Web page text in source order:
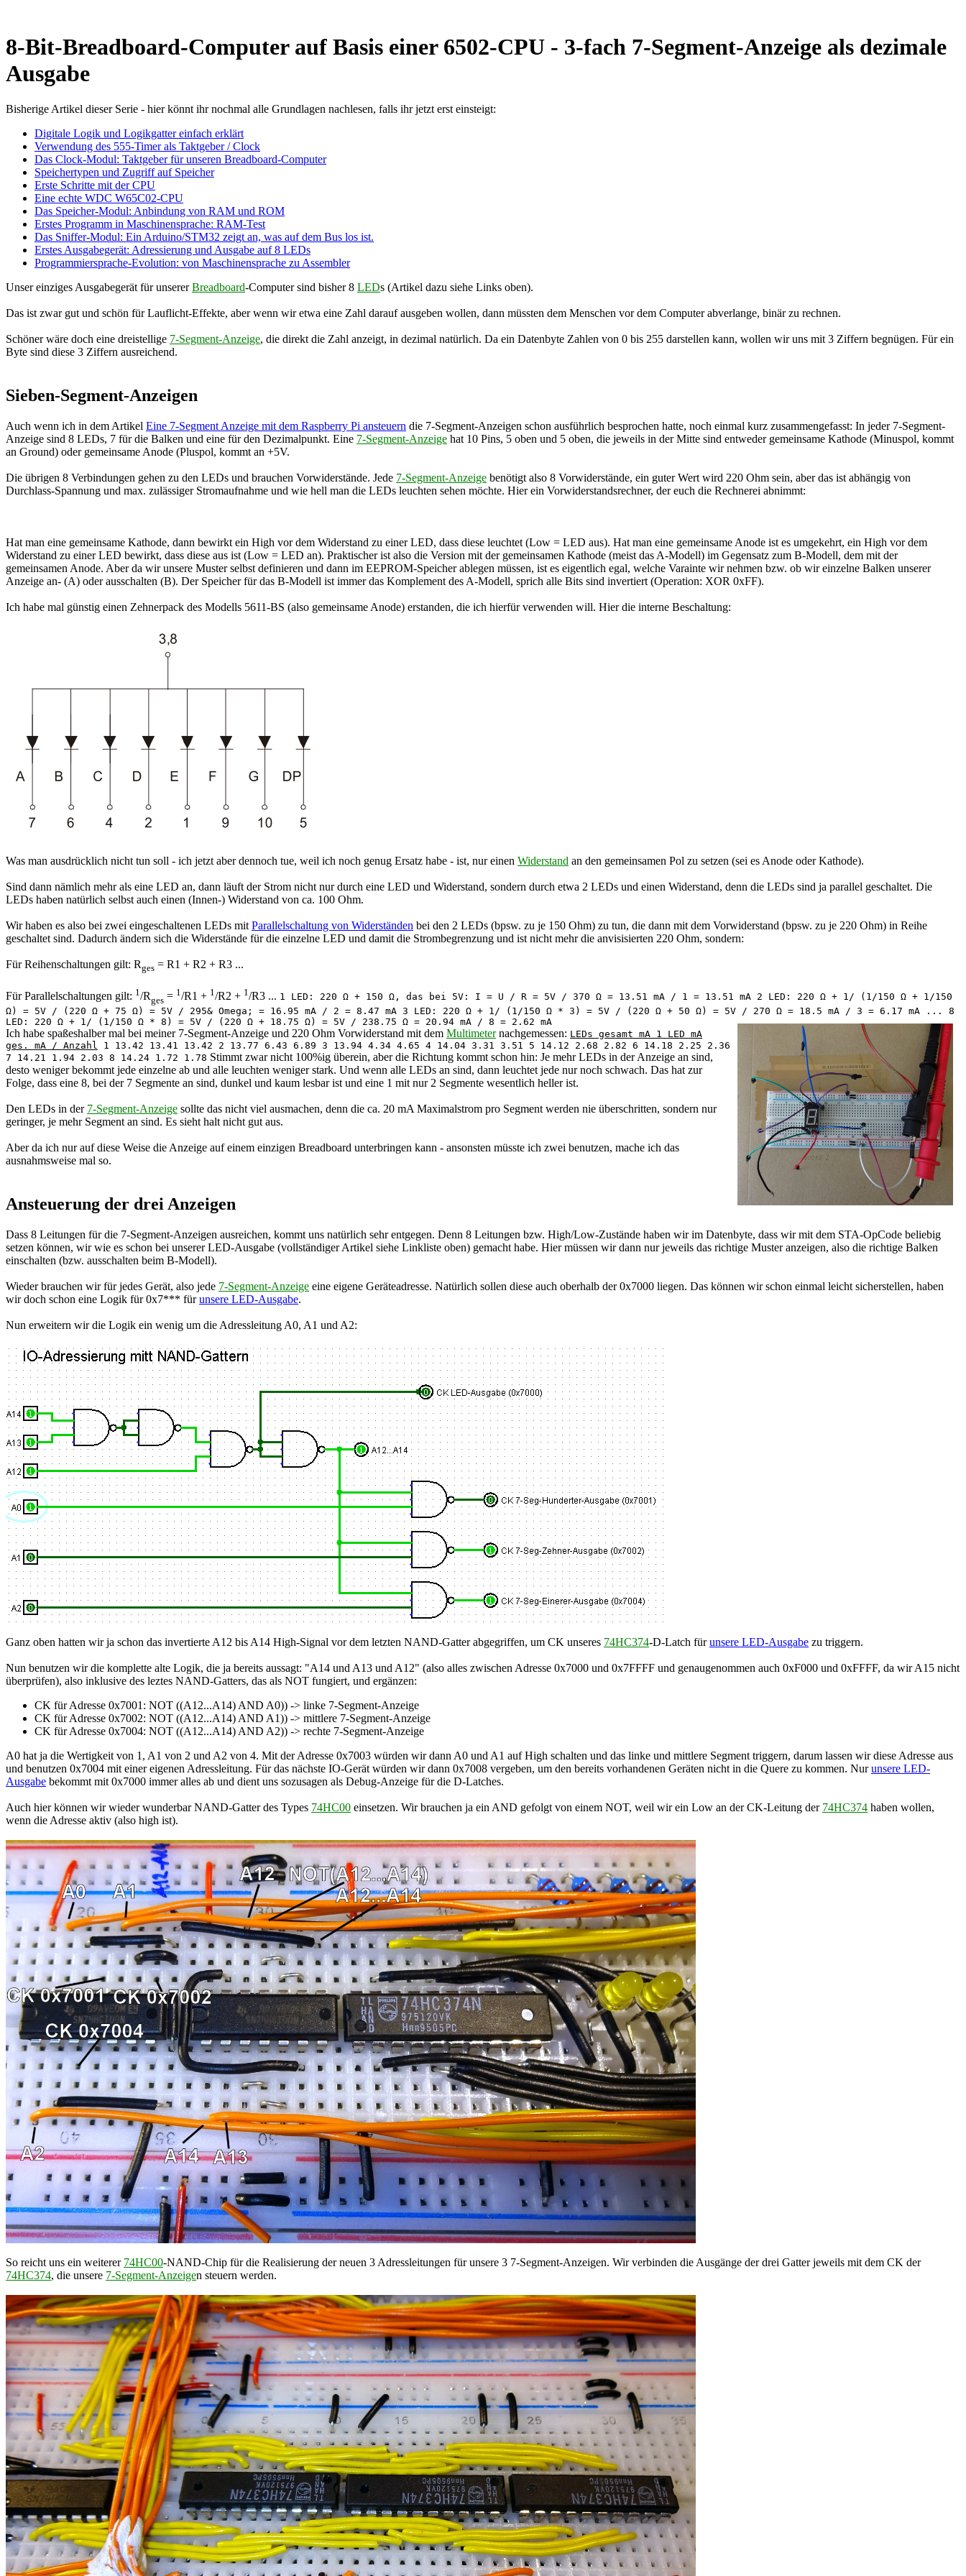
8-Bit-Breadboard-Computer auf Basis einer 6502-CPU - 3-fach 7-Segment-Anzeige als dezimale
Ausgabe
Bisherige Artikel dieser Serie - hier könnt ihr nochmal alle Grundlagen nachlesen, falls ihr jetzt erst einsteigt:
Digitale Logik und Logikgatter einfach erklärt
Verwendung des 555-Timer als Taktgeber / Clock
Das Clock-Modul: Taktgeber für unseren Breadboard-Computer
Speichertypen und Zugriff auf Speicher
Erste Schritte mit der CPU
Eine echte WDC W65C02-CPU
Das Speicher-Modul: Anbindung von RAM und ROM
Erstes Programm in Maschinensprache: RAM-Test
Das Sniffer-Modul: Ein Arduino/STM32 zeigt an, was auf dem Bus los ist.
Erstes Ausgabegerät: Adressierung und Ausgabe auf 8 LEDs
Programmiersprache-Evolution: von Maschinensprache zu Assembler
Unser einziges Ausgabegerät für unsererBreadboard-Computer sind bisher 8 LEDs (Artikel dazu siehe Links oben).
Das ist zwar gut und schön für Lauflicht-Effekte, aber wenn wir etwa eine Zahl darauf ausgeben wollen, dann müssten dem Menschen vor dem Computer abverlange, binär zu rechnen.
Schöner wäre doch eine dreistellige 7-Segment-Anzeige, die direkt die Zahl anzeigt, in dezimal natürlich. Da ein Datenbyte Zahlen von 0 bis 255 darstellen kann, wollen wir uns mit 3 Ziffern begnügen. Für ein
Byte sind diese 3 Ziffern ausreichend.
Sieben-Segment-Anzeigen
Auch wenn ich in dem Artikel Eine 7-Segment Anzeige mit dem Raspberry Pi ansteuern die 7-Segment-Anzeigen schon ausführlich besprochen hatte, noch einmal kurz zusammengefasst: In jeder 7-Segment-
Anzeige sind 8 LEDs, 7 für die Balken und eine für den Dezimalpunkt. Eine 7-Segment-Anzeige hat 10 Pins, 5 oben und 5 oben, die jeweils in der Mitte sind entweder gemeinsame Kathode (Minuspol, kommt
an Ground) oder gemeinsame Anode (Pluspol, kommt an +5V.
Die übrigen 8 Verbindungen gehen zu den LEDs und brauchen Vorwiderstände. Jede 7-Segment-Anzeige benötigt also 8 Vorwiderstände, ein guter Wert wird 220 Ohm sein, aber das ist abhängig von
Durchlass-Spannung und max. zulässiger Stromaufnahme und wie hell man die LEDs leuchten sehen möchte. Hier ein Vorwiderstandsrechner, der euch die Rechnerei abnimmt:
Hat man eine gemeinsame Kathode, dann bewirkt ein High vor dem Widerstand zu einer LED, dass diese leuchtet (Low = LED aus). Hat man eine gemeinsame Anode ist es umgekehrt, ein High vor dem
Widerstand zu einer LED bewirkt, dass diese aus ist (Low = LED an). Praktischer ist also die Version mit der gemeinsamen Kathode (meist das A-Modell) im Gegensatz zum B-Modell, dem mit der
gemeinsamen Anode. Aber da wir unsere Muster selbst definieren und dann im EEPROM-Speicher ablegen müssen, ist es eigentlich egal, welche Varainte wir nehmen bzw. ob wir einzelne Balken unserer
Anzeige an- (A) oder ausschalten (B). Der Speicher für das B-Modell ist immer das Komplement des A-Modell, sprich alle Bits sind invertiert (Operation: XOR 0xFF).
Ich habe mal günstig einen Zehnerpack des Modells 5611-BS (also gemeinsame Anode) erstanden, die ich hierfür verwenden will. Hier die interne Beschaltung:
Was man ausdrücklich nicht tun soll - ich jetzt aber dennoch tue, weil ich noch genug Ersatz habe - ist, nur einen Widerstand an den gemeinsamen Pol zu setzen (sei es Anode oder Kathode).
Sind dann nämlich mehr als eine LED an, dann läuft der Strom nicht nur durch eine LED und Widerstand, sondern durch etwa 2 LEDs und einen Widerstand, denn die LEDs sind ja parallel geschaltet. Die
LEDs haben natürlich selbst auch einen (Innen-) Widerstand von ca. 100 Ohm.
Wir haben es also bei zwei eingeschaltenen LEDs mit Parallelschaltung von Widerständen bei den 2 LEDs (bpsw. zu je 150 Ohm) zu tun, die dann mit dem Vorwiderstand (bpsw. zu je 220 Ohm) in Reihe
geschaltet sind. Dadurch ändern sich die Widerstände für die einzelne LED und damit die Strombegrenzung und ist nicht mehr die anvisisierten 220 Ohm, sondern:
Für Reihenschaltungen gilt: Rges = R1 + R2 + R3 ...
Für Parallelschaltungen gilt: 1 /Rges = 1 /R1 + 1 /R2 + 1 /R3 ... 1 LED: 220 Ω + 150 Ω, das bei 5V: I = U / R = 5V / 370 Ω = 13.51 mA / 1 = 13.51 mA 2 LED: 220 Ω + 1/ (1/150 Ω + 1/150
Ω) = 5V / (220 Ω + 75 Ω) = 5V / 295& Omega; = 16.95 mA / 2 = 8.47 mA 3 LED: 220 Ω + 1/ (1/150 Ω * 3) = 5V / (220 Ω + 50 Ω) = 5V / 270 Ω = 18.5 mA / 3 = 6.17 mA ... 8
LED: 220 Ω + 1/ (1/150 Ω * 8) = 5V / (220 Ω + 18.75 Ω) = 5V / 238.75 Ω = 20.94 mA / 8 = 2.62 mA
Ich habe spaßeshalber mal bei meiner 7-Segment-Anzeige und 220 Ohm Vorwiderstand mit dem Multimeternachgemessen: LEDs gesamt mA 1 LED mA
ges. mA / Anzahl 1 13.42 13.41 13.42 2 13.77 6.43 6.89 3 13.94 4.34 4.65 4 14.04 3.31 3.51 5 14.12 2.68 2.82 6 14.18 2.25 2.36
7 14.21 1.94 2.03 8 14.24 1.72 1.78 Stimmt zwar nicht 100%ig überein, aber die Richtung kommt schon hin: Je mehr LEDs in der Anzeige an sind,
desto weniger bekommt jede einzelne ab und alle leuchten weniger stark. Und wenn alle LEDs an sind, dann leuchtet jede nur noch schwach. Das hat zur
Folge, dass eine 8, bei der 7 Segmente an sind, dunkel und kaum lesbar ist und eine 1 mit nur 2 Segmente wesentlich heller ist.
Den LEDs in der 7-Segment-Anzeige sollte das nicht viel ausmachen, denn die ca. 20 mA Maximalstrom pro Segment werden nie überschritten, sondern nur
geringer, je mehr Segment an sind. Es sieht halt nicht gut aus.
Aber da ich nur auf diese Weise die Anzeige auf einem einzigen Breadboard unterbringen kann - ansonsten müsste ich zwei benutzen, mache ich das
ausnahmsweise mal so.
Ansteuerung der drei Anzeigen
Dass 8 Leitungen für die 7-Segment-Anzeigen ausreichen, kommt uns natürlich sehr entgegen. Denn 8 Leitungen bzw. High/Low-Zustände haben wir im Datenbyte, dass wir mit dem STA-OpCode beliebig
setzen können, wir wie es schon bei unserer LED-Ausgabe (vollständiger Artikel siehe Linkliste oben) gemacht habe. Hier müssen wir dann nur jeweils das richtige Muster anzeigen, also die richtige Balken
einschalten (bzw. ausschalten beim B-Modell).
Wieder brauchen wir für jedes Gerät, also jede 7-Segment-Anzeige eine eigene Geräteadresse. Natürlich sollen diese auch oberhalb der 0x7000 liegen. Das können wir schon einmal leicht sicherstellen, haben
wir doch schon eine Logik für 0x7*** fürunsere LED-Ausgabe.
Nun erweitern wir die Logik ein wenig um die Adressleitung A0, A1 und A2:
Ganz oben hatten wir ja schon das invertierte A12 bis A14 High-Signal vor dem letzten NAND-Gatter abgegriffen, um CK unseres 74HC374-D-Latch fürunsere LED-Ausgabe zu triggern.
Nun benutzen wir die komplette alte Logik, die ja bereits aussagt: "A14 und A13 und A12" (also alles zwischen Adresse 0x7000 und 0x7FFFF und genaugenommen auch 0xF000 und 0xFFFF, da wir A15 nicht
überprüfen), also inklusive des leztes NAND-Gatters, das als NOT fungiert, und ergänzen:
CK für Adresse 0x7001: NOT ((A12...A14) AND A0)) -> linke 7-Segment-Anzeige
CK für Adresse 0x7002: NOT ((A12...A14) AND A1)) -> mittlere 7-Segment-Anzeige
CK für Adresse 0x7004: NOT ((A12...A14) AND A2)) -> rechte 7-Segment-Anzeige
A0 hat ja die Wertigkeit von 1, A1 von 2 und A2 von 4. Mit der Adresse 0x7003 würden wir dann A0 und A1 auf High schalten und das linke und mittlere Segment triggern, darum lassen wir diese Adresse aus
und benutzen 0x7004 mit einer eigenen Adressleitung. Für das nächste IO-Gerät würden wir dann 0x7008 vergeben, um den bereits vorhandenen Geräten nicht in die Quere zu kommen. Nurunsere LED-
Ausgabe bekommt mit 0x7000 immer alles ab und dient uns sozusagen als Debug-Anzeige für die D-Latches.
Auch hier können wir wieder wunderbar NAND-Gatter des Types 74HC00 einsetzen. Wir brauchen ja ein AND gefolgt von einem NOT, weil wir ein Low an der CK-Leitung der 74HC374 haben wollen,
wenn die Adresse aktiv (also high ist).
So reicht uns ein weiterer 74HC00-NAND-Chip für die Realisierung der neuen 3 Adressleitungen für unsere 3 7-Segment-Anzeigen. Wir verbinden die Ausgänge der drei Gatter jeweils mit dem CK der
74HC374, die unsere 7-Segment-Anzeigen steuern werden.